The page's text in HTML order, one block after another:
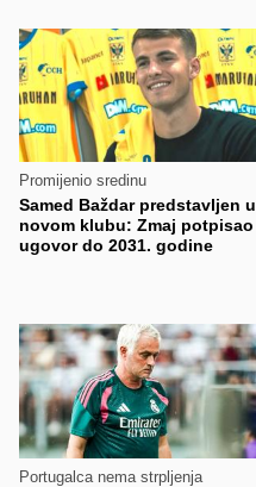
Promijenio sredinu
Samed Baždar predstavljen u
novom klubu: Zmaj potpisao
ugovor do 2031. godine
Portugalca nema strpljenja